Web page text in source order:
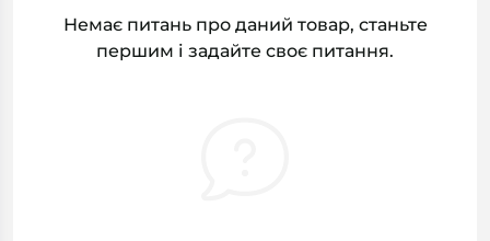
Немає питань про даний товар, станьте
першим і задайте своє питання.